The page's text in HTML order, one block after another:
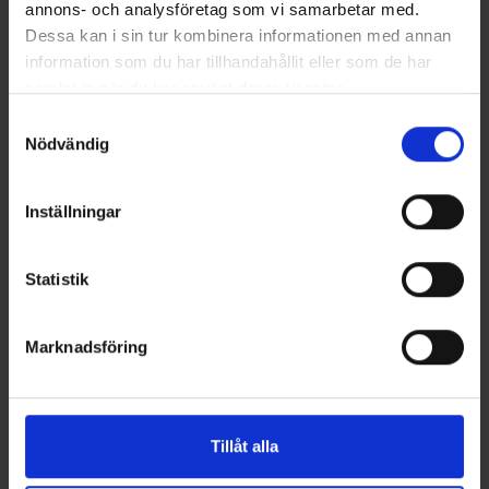
annons- och analysföretag som vi samarbetar med.
Dessa kan i sin tur kombinera informationen med annan
information som du har tillhandahållit eller som de har
Nödvändig
Inställningar
Statistik
Marknadsföring
Tillåt alla
Westin
Jigghuvud RoundUp LT 25g
49 kr
Mieko Predator
Mieko Stinger Havsfiske 15 cm
79 kr